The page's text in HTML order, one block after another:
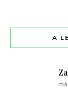
A